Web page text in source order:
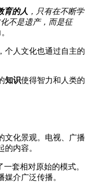
育的人 ，只有在不断学
不是遗产，而是征
个人文化也通过自主的
知识使得智力和人类的
文化景观。电视、广播
内容。
套相对原始的模式。
介广泛传播。